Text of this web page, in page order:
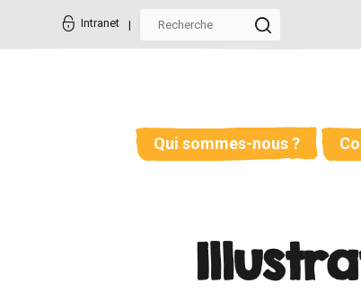
Intranet
Qui sommes-nous ?